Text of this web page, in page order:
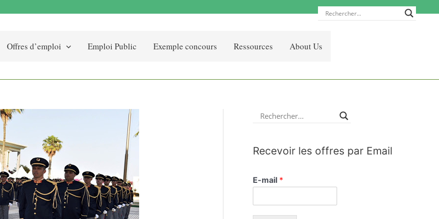
Offres d’emploi Emploi Public Exemple concours Ressources About Us
Recevoir les offres par Email
E-mail *